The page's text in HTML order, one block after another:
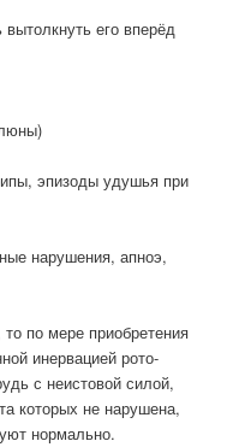
его вперёд
эпизоды удушья при
нарушения,апноэ,
по мере приобретения
инервацией рото-
с неистовой силой,
которых не нарушена,
нормально.